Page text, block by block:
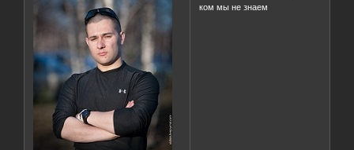
ком мы не знаем